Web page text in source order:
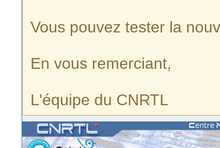
Vous pouvez tester la
En vous remerciant,
L'équipe du CNRTL